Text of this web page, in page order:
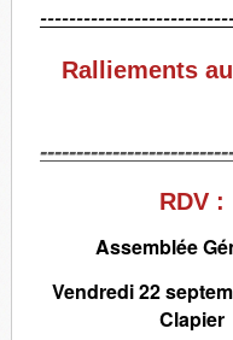
Ralliements
RDV :
Assemblée
Vendredi 22
Clapier